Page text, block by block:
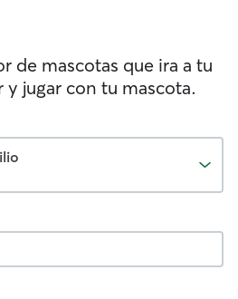
de mascotas que ira a tu
y jugar con tu mascota.